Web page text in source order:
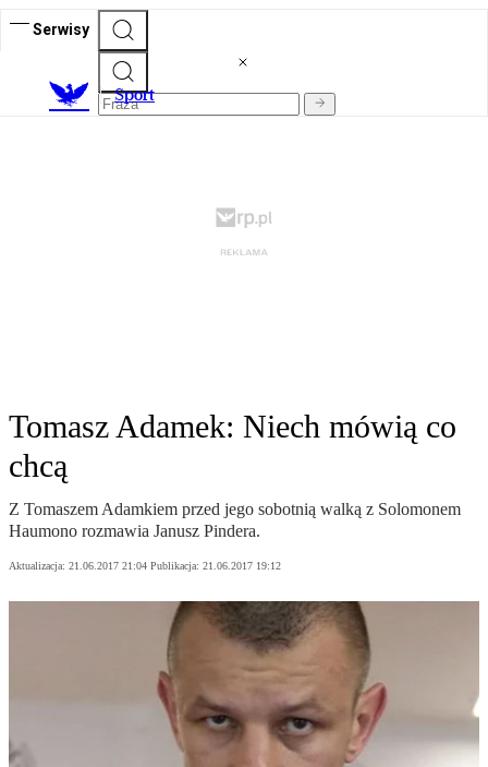
Serwisy
Sport
Tomasz Adamek: Niech mówią co
chcą
Z Tomaszem Adamkiem przed jego sobotnią walką z Solomonem
Haumono rozmawia Janusz Pindera.
Aktualizacja: 21.06.2017 21:04 Publikacja: 21.06.2017 19:12